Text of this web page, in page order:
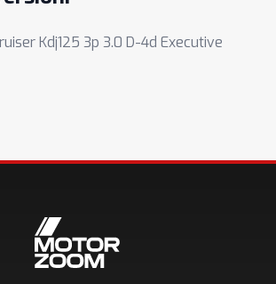
Kdj125 3p 3.0 D-4d Executive